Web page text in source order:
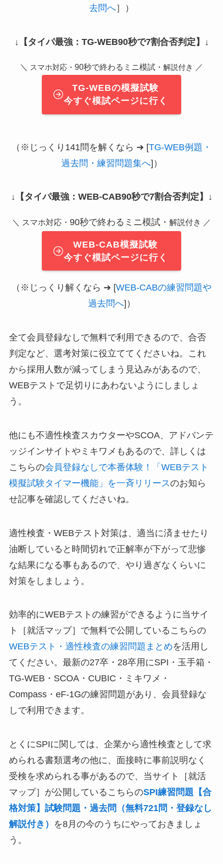
去問へ］）
↓ 【タイパ最強：TG-WEB90秒で7割合否判定】 ↓
＼ スマホ対応・ 90秒で終わるミニ模試・ 解説付き ／
TG-WEBの模擬試験
今すぐ模試ページに行く
（※じっくり141問を解くなら ➔ [TG-WEB例題・
過去問・練習問題集へ]）
↓ 【タイパ最強：WEB-CAB90秒で7割合否判定】 ↓
＼ スマホ対応・ 90秒で終わるミニ模試・ 解説付き ／
WEB-CAB模擬試験
今すぐ模試ページに行く
（※じっくり解くなら ➔ [WEB-CABの練習問題や
過去問へ]）
全て会員登録なしで無料で利用できるので、合否
判定など、選考対策に役立ててくださいね。これ
から採用人数が減ってしまう見込みがあるので、
WEBテストで足切りにあわないようにしましょ
う。
他にも不適性検査スカウターやSCOA、アドバンテ
ッジインサイトやミキワメもあるので、詳しくは
こちらの会員登録なしで本番体験！「WEBテスト
模擬試験タイマー機能」を一斉リリースのお知ら
せ記事を確認してくださいね。
適性検査・WEBテスト対策は、適当に済ませたり
油断していると時間切れで正解率が下がって悲惨
な結果になる事もあるので、やり過ぎなくらいに
対策をしましょう。
効率的にWEBテストの練習ができるように当サイ
ト［就活マップ］で無料で公開しているこちらの
WEBテスト・適性検査の練習問題まとめを活用し
てください。最新の27卒・28卒用にSPI・玉手箱・
TG-WEB・SCOA・CUBIC・ミキワメ・
Compass・eF-1Gの練習問題があり、会員登録な
しで利用できます。
とくにSPIに関しては、企業から適性検査として求
められる書類選考の他に、面接時に事前説明なく
受検を求められる事があるので、当サイト［就活
マップ］が公開しているこちらのSPI練習問題【合
格対策】試験問題・過去問（無料721問・登録なし
解説付き）
を8月の今のうちにやっておきましょ
う。